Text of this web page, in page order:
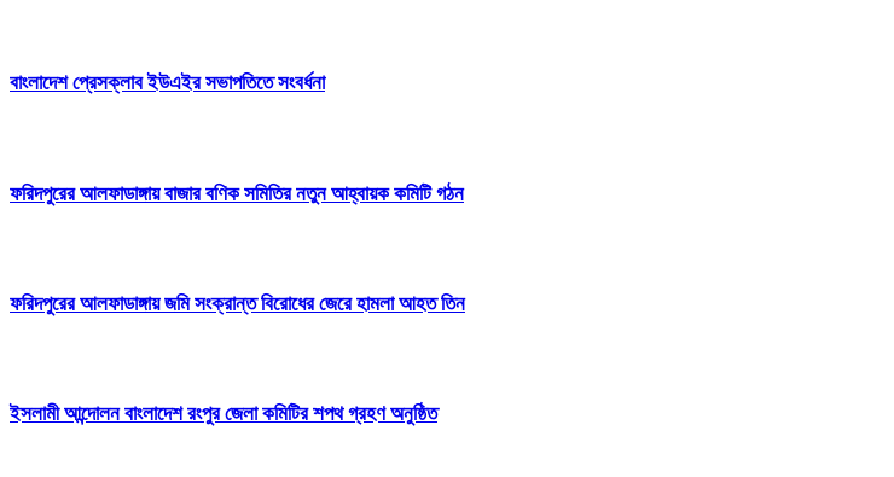
বাংলাদেশ প্রেসক্লাব ইউএইর সভাপতিতে সংবর্ধনা
ফরিদপুরের আলফাডাঙ্গায় বাজার বণিক সমিতির নতুন আহ্বায়ক কমিটি গঠন
ফরিদপুরের আলফাডাঙ্গায় জমি সংক্রান্ত বিরোধের জেরে হামলা আহত তিন
ইসলামী আন্দোলন বাংলাদেশ রংপুর জেলা কমিটির শপথ গ্রহণ অনুষ্ঠিত